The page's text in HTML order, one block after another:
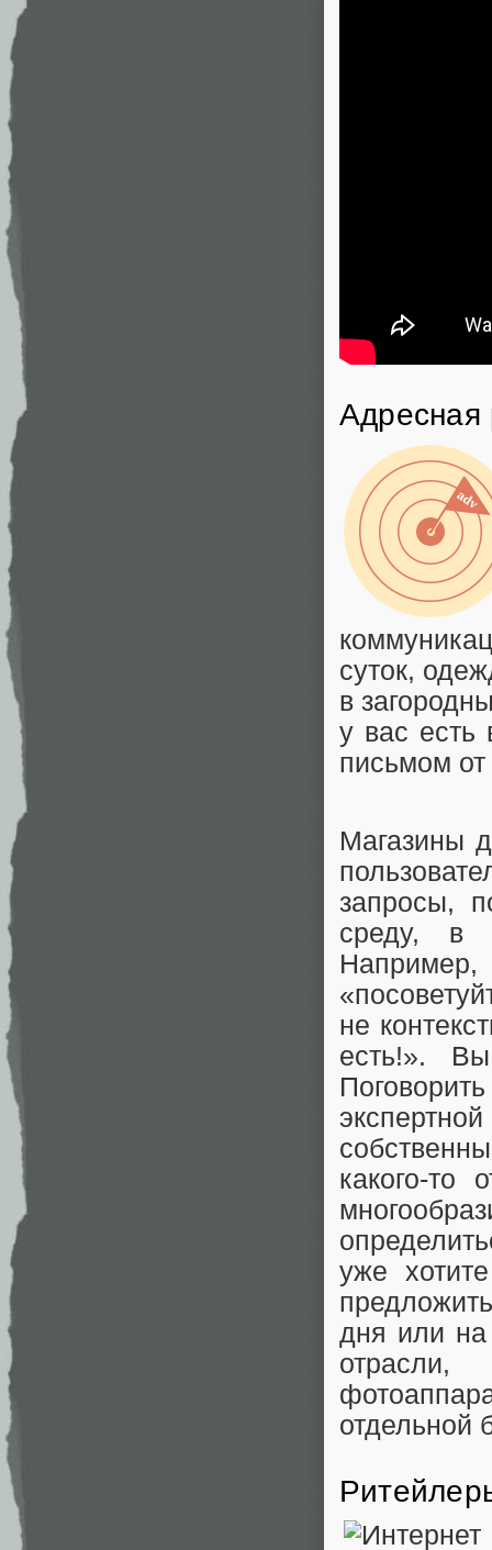
Адресная
суток,
в
у вас есть
письмом
Магазины
запросы,
среду, в
не
есть!».
какого-то
уже
дня или на
отрасли,
отдельной